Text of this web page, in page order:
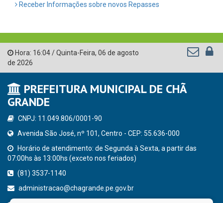
Receber Informações sobre novos Repasses
Hora: 16:04/Quinta-Feira, 06 de agosto
de 2026
PREFEITURA MUNICIPAL DE CHÃ
GRANDE
CNPJ: 11.049.806/0001-90
Avenida São José, nº 101, Centro - CEP: 55.636-000
Horário de atendimento: de Segunda à Sexta, a partir das
07:00hs às 13:00hs (exceto nos feriados)
(81) 3537-1140
administracao@chagrande.pe.gov.br